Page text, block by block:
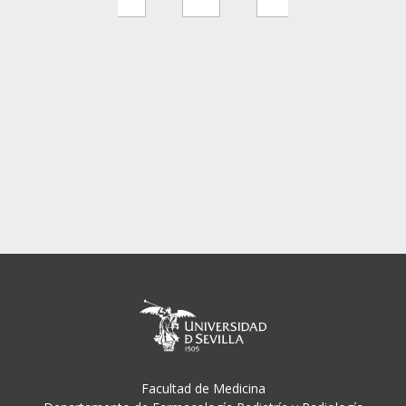
Facultad de Medicina